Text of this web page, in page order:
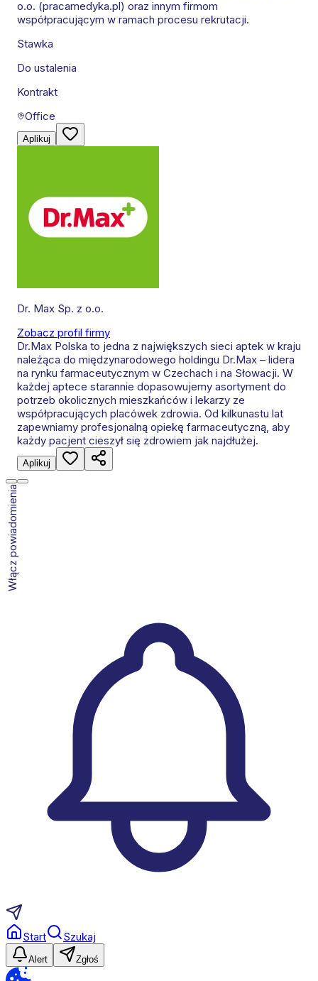
o.o. (pracamedyka.pl) oraz innym firmom
współpracującym w ramach procesu rekrutacji.
Stawka
Do ustalenia
Kontrakt
Office
Aplikuj
Dr. Max Sp. z o.o.
Zobacz profil firmy
Dr.Max Polska to jedna z największych sieci aptek w kraju
należąca do międzynarodowego holdingu Dr.Max – lidera
na rynku farmaceutycznym w Czechach i na Słowacji. W
każdej aptece starannie dopasowujemy asortyment do
potrzeb okolicznych mieszkańców i lekarzy ze
współpracujących placówek zdrowia. Od kilkunastu lat
zapewniamy profesjonalną opiekę farmaceutyczną, aby
każdy pacjent cieszył się zdrowiem jak najdłużej.
Aplikuj
Włącz powiadomienia
Start Szukaj
Alert Zgłoś